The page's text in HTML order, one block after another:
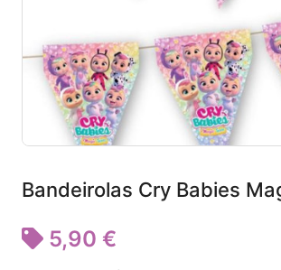
Bandeirolas Cry Babies
5,90 €